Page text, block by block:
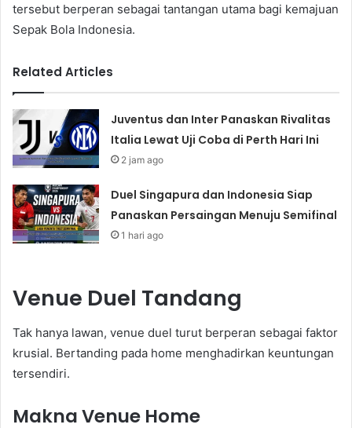
tersebut berperan sebagai tantangan utama bagi kemajuan
Sepak Bola Indonesia.
Related Articles
Juventus dan Inter Panaskan Rivalitas
Italia Lewat Uji Coba di Perth Hari Ini
2 jam ago
Duel Singapura dan Indonesia Siap
Panaskan Persaingan Menuju Semifinal
1 hari ago
Venue Duel Tandang
Tak hanya lawan, venue duel turut berperan sebagai faktor
krusial. Bertanding pada home menghadirkan keuntungan
tersendiri.
Makna Venue Home